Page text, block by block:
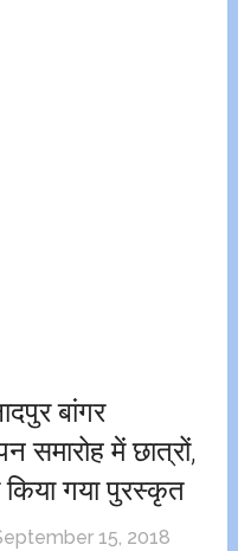
बांगर
समारोह में छात्रों,
गया पुरस्कृत
15, 2018